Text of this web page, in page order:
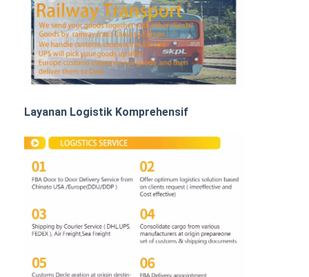
Kapal ke Amazon
Pengangkutan Truk
Layanan gudang
Layanan Logistik Komprehensif